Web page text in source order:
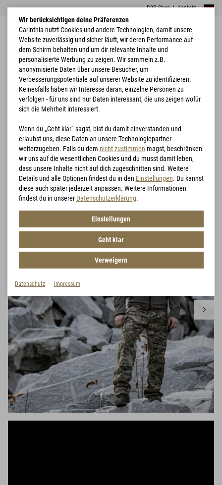
B2B Shop|Kontakt
Home Bekleidung Loftshell® Climate
Wir berücksichtigen deine Präferenzen
Carinthia nutzt Cookies und andere Technologien, damit unsere
Website zuverlässig und sicher läuft, wir deren Performance auf
dem Schirm behalten und um dir relevante Inhalte und
personalisierte Werbung zu zeigen. Wir sammeln z.B.
anonymisierte Daten über unsere Besucher, um
Verbesserungspotentiale auf unserer Website zu identifizieren.
Keinesfalls haben wir Interesse daran, einzelne Personen zu
verfolgen - für uns sind nur Daten interessant, die uns zeigen wofür
sich die Mehrheit interessiert.
Wenn du „Geht klar“ sagst, bist du damit einverstanden und
erlaubst uns, diese Daten an unsere Technologiepartner
weiterzugeben. Falls du dem nicht zustimmen magst, beschränken
wir uns auf die wesentlichen Cookies und du musst damit leben,
dass unsere Inhalte nicht auf dich zugeschnitten sind. Weitere
Details und alle Optionen findest du in den Einstellungen. Du kannst
diese auch später jederzeit anpassen. Weitere Informationen
findest du in unserer Datenschutzerklärung.
Einstellungen
Geht klar
Verweigern
Datenschutz Impressum